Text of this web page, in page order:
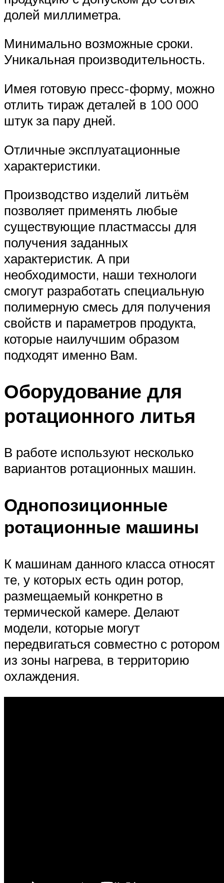
долей миллиметра.
Минимально возможные сроки.
Уникальная производительность.
Имея готовую пресс-форму, можно
отлить тираж деталей в 100 000
штук за пару дней.
Отличные эксплуатационные
характеристики.
Производство изделий литьём
позволяет применять любые
существующие пластмассы для
получения заданных
характеристик. А при
необходимости, наши технологи
смогут разработать специальную
полимерную смесь для получения
свойств и параметров продукта,
которые наилучшим образом
подходят именно Вам.
Оборудование для
ротационного литья
В работе используют несколько
вариантов ротационных машин.
Однопозиционные
ротационные машины
К машинам данного класса относят
те, у которых есть один ротор,
размещаемый конкретно в
термической камере. Делают
модели, которые могут
передвигаться совместно с ротором
из зоны нагрева, в территорию
охлаждения.